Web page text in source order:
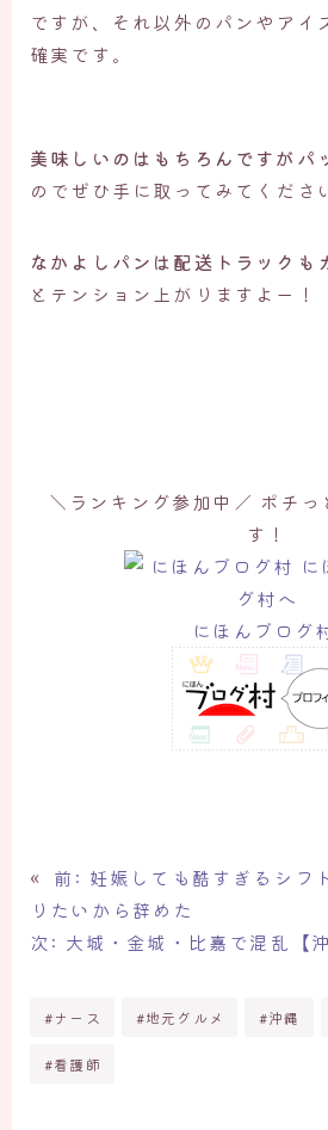
ですが、それ以外のパンやアイ
確実です。
美味しいのはもちろんですがパ
のでぜひ手に取ってみてくださ
なかよしパンは配送トラックも
とテンション上がりますよー！
＼ランキング参加中／ ポチっ
す！
にほんブログ
« 前: 妊娠しても酷すぎるシフ
りたいから辞めた
次: 大城・金城・比嘉で混乱【
#ナース #地元グルメ #沖縄
#看護師